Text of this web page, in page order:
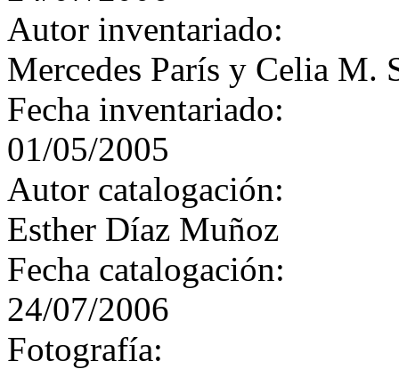
Autor inventariado:
Mercedes París y Celia M.
Fecha inventariado:
01/05/2005
Autor catalogación:
Esther Díaz Muñoz
Fecha catalogación:
24/07/2006
Fotografía: